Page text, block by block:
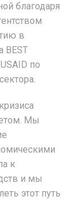
благодаря
в
BEST
по
Мы
к
и мы
этот путь